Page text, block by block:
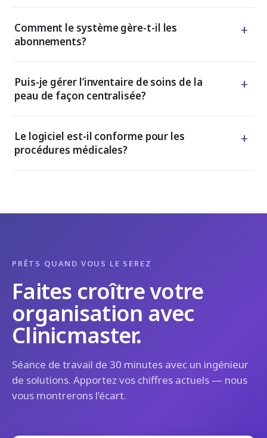
Comment le système gère-t-il les
abonnements?
+
Puis-je gérer l’inventaire de soins de la
peau de façon centralisée?
+
Le logiciel est-il conforme pour les
procédures médicales?
+
PRÊTS QUAND VOUS LE SEREZ
Faites croître votre
organisation avec
Clinicmaster.
Séance de travail de 30 minutes avec un ingénieur
de solutions. Apportez vos chiffres actuels — nous
vous montrerons l’écart.